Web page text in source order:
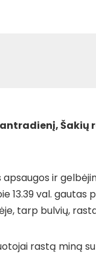
antradienį,
apsaugos ir
13.39 val. gautas
tarp bulvių,
rastą miną